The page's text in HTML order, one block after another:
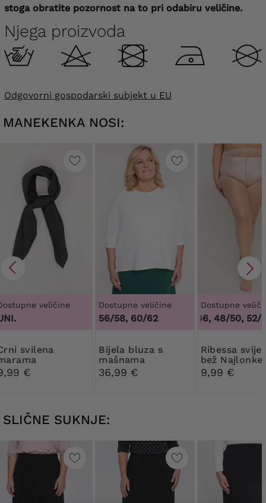
stoga obratite pozornost na to pri odabiru veličine.
Njega proizvoda
Odgovorni gospodarski subjekt u EU
MANEKENKA NOSI:
veličine
€
Dostupne veličine
56/58, 60/62
Bijela bluza s
mašnama
36,99 €
Dostupne
44/46, 48/50, 52/
Ribessa svijetlo
bež Najlonke
DEN
9,99 €
SLIČNE SUKNJE: